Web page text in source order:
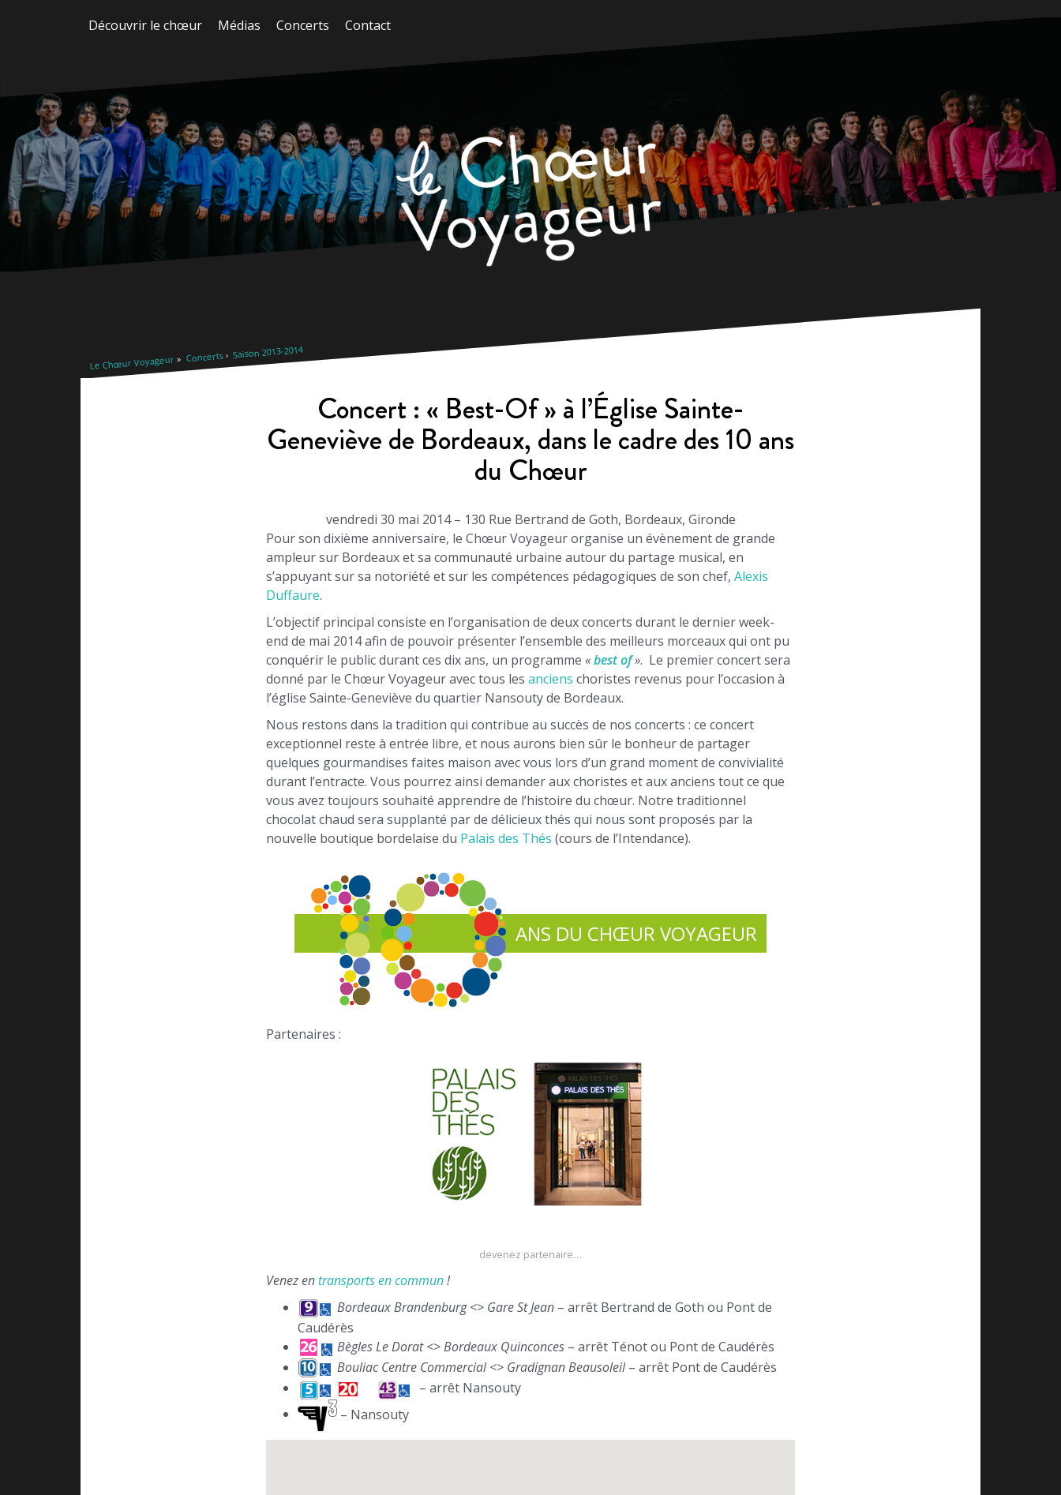
Découvrir le chœur Médias Concerts Contact
Le Chœur Voyageur Concerts Saison 2013-2014
Concert : « Best-Of » à l’Église Sainte-
Geneviève de Bordeaux, dans le cadre des 10 ans
du Chœur
vendredi 30 mai 2014 – 130 Rue Bertrand de Goth, Bordeaux, Gironde
Pour son dixième anniversaire, le Chœur Voyageur organise un évènement de grande
ampleur sur Bordeaux et sa communauté urbaine autour du partage musical, en
s’appuyant sur sa notoriété et sur les compétences pédagogiques de son chef, Alexis
Duffaure.
L’objectif principal consiste en l’organisation de deux concerts durant le dernier week-
end de mai 2014 afin de pouvoir présenter l’ensemble des meilleurs morceaux qui ont pu
conquérir le public durant ces dix ans, un programme «best of». Le premier concert sera
donné par le Chœur Voyageur avec tous les anciens choristes revenus pour l’occasion à
l’église Sainte-Geneviève du quartier Nansouty de Bordeaux.
Nous restons dans la tradition qui contribue au succès de nos concerts : ce concert
exceptionnel reste à entrée libre, et nous aurons bien sûr le bonheur de partager
quelques gourmandises faites maison avec vous lors d’un grand moment de convivialité
durant l’entracte. Vous pourrez ainsi demander aux choristes et aux anciens tout ce que
vous avez toujours souhaité apprendre de l’histoire du chœur. Notre traditionnel
chocolat chaud sera supplanté par de délicieux thés qui nous sont proposés par la
nouvelle boutique bordelaise du Palais des Thés (cours de l’Intendance).
ANS DU CHŒUR VOYAGEUR
Partenaires :
devenez partenaire…
Venez entransports en commun!
Bordeaux Brandenburg <> Gare St Jean – arrêt Bertrand de Goth ou Pont de
Caudérès
Bègles Le Dorat <> Bordeaux Quinconces – arrêt Ténot ou Pont de Caudérès
Bouliac Centre Commercial <> Gradignan Beausoleil– arrêt Pont de Caudérès
– arrêt Nansouty
– Nansouty